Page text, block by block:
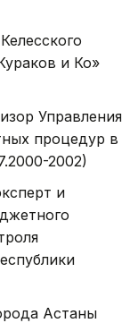
и Ко»
Управления
процедур в
2002)
и
Астаны